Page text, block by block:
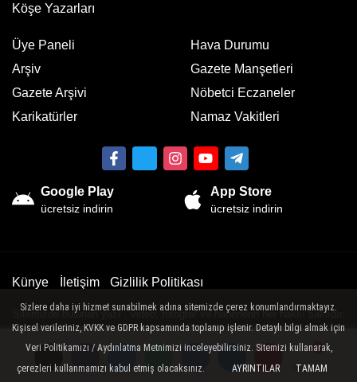
Yorumlar
Yorumlar
Köşe Yazarları
Üye Paneli
Arşiv
Gazete Arşivi
Karikatürler
Hava Durumu
Gazete Manşetleri
Nöbetci Eczaneler
Namaz Vakitleri
Google Play
ücretsiz indirin
App Store
ücretsiz indirin
Künye İletişim Gizlilik Politikası
Sitemizde bulunan yazı , video, fotoğraf ve haberlerin her hakkı saklıdır.
İzinsiz veya kaynak gösterilemeden kullanılamaz.
Sizlere daha iyi hizmet sunabilmek adına sitemizde çerez konumlandırmaktayız.
Kişisel verileriniz, KVKK ve GDPR kapsamında toplanıp işlenir. Detaylı bilgi almak için
Veri Politikamızı / Aydınlatma Metnimizi inceleyebilirsiniz. Sitemizi kullanarak,
çerezleri kullanmamızı kabul etmiş olacaksınız.
AYRINTILAR TAMAM